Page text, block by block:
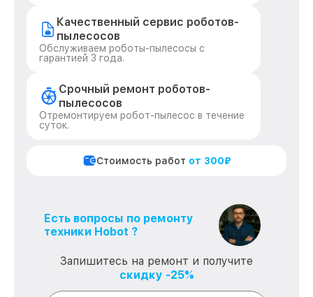
Качественный сервис роботов-
пылесосов
Обслуживаем роботы-пылесосы с
гарантией 3 года.
Срочный ремонт роботов-
пылесосов
Отремонтируем робот-пылесос в течение
суток.
Стоимость работ от 300₽
Есть вопросы по ремонту
техники Hobot ?
Запишитесь на ремонт и получите
скидку -25%